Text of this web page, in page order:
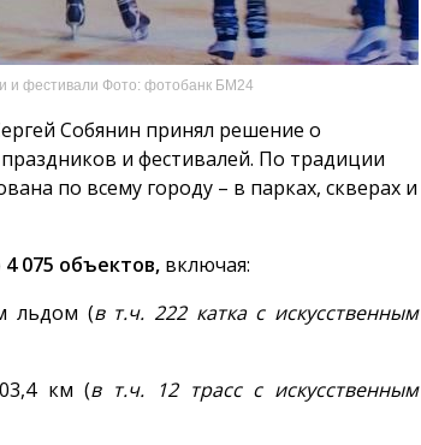
и фестивали Фото: фотобанк БМ24
Собянин принял решение о
и фестивалей. По традиции
по всему городу – в парках, скверах и
4 075 объектов, включая:
льдом (в т.ч. 222 катка с искусственным
км (в т.ч. 12 трасс с искусственным